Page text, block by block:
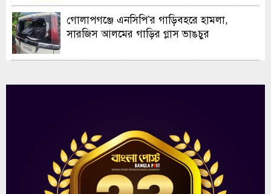
গোলাপগঞ্জে এনসিপি’র গাড়িবহরে হামলা,
সারজিস আলমের গাড়ির গ্লাস ভাঙচুর